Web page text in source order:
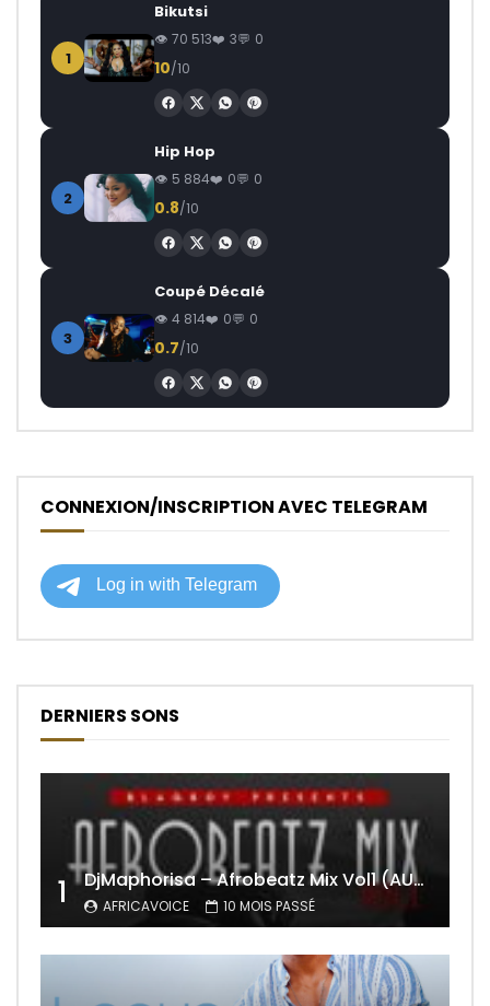
1
Bikutsi
70 513 3 0
10/10
2
Hip Hop
5 884 0 0
0.8/10
3
Coupé Décalé
4 814 0 0
0.7/10
CONNEXION/INSCRIPTION AVEC TELEGRAM
DERNIERS SONS
1 DjMaphorisa – Afrobeatz Mix Vol1 (AUDIO)
AFRICAVOICE 10 MOIS PASSÉ